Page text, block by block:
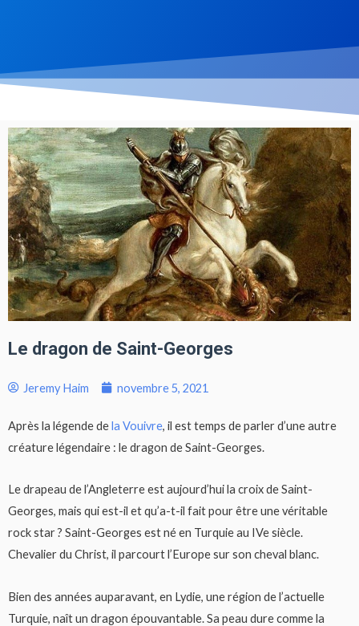
Le dragon de Saint-Georges
Jeremy Haim novembre 5, 2021
Après la légende dela Vouivre, il est temps de parler d’une autre
créature légendaire : le dragon de Saint-Georges.
Le drapeau de l’Angleterre est aujourd’hui la croix de Saint-
Georges, mais qui est-il et qu’a-t-il fait pour être une véritable
rock star ? Saint-Georges est né en Turquie au IVe siècle.
Chevalier du Christ, il parcourt l’Europe sur son cheval blanc.
Bien des années auparavant, en Lydie, une région de l’actuelle
Turquie, naît un dragon épouvantable. Sa peau dure comme la